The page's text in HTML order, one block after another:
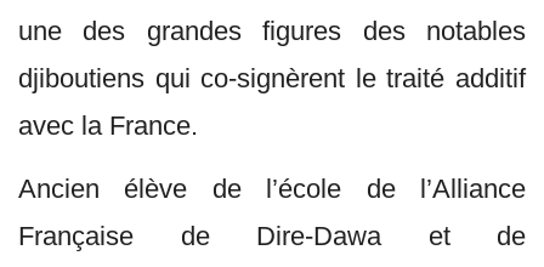
une des grandes figures des notables
djiboutiens qui co-signèrent le traité additif
avec la France.
Ancien élève de l’école de l’Alliance
Française de Dire-Dawa et de